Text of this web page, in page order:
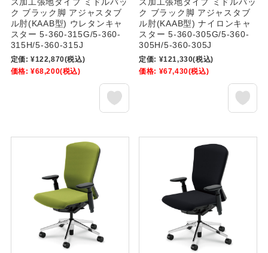
ク ブラック脚 アジャスタブ
ル肘(KAAB型) ウレタンキャ
スター 5-360-315G/5-360-
315H/5-360-315J
定価: ¥122,870(税込)
価格: ¥68,200(税込)
ク ブラック脚 アジャスタブ
ル肘(KAAB型) ナイロンキャ
スター 5-360-305G/5-360-
305H/5-360-305J
定価: ¥121,330(税込)
価格: ¥67,430(税込)